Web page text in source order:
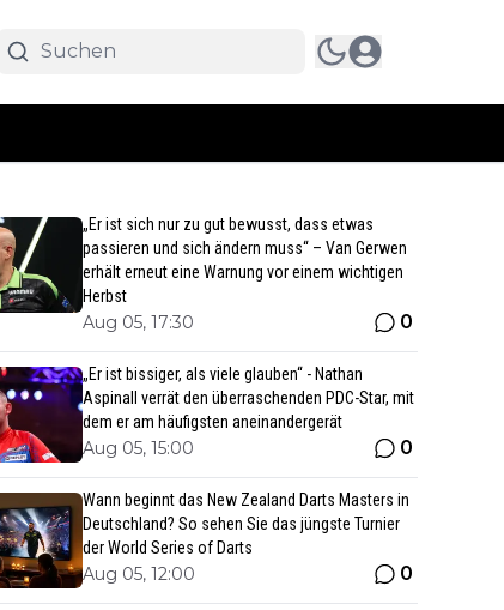
„Er ist sich nur zu gut bewusst, dass etwas
passieren und sich ändern muss“ – Van Gerwen
erhält erneut eine Warnung vor einem wichtigen
Herbst
Aug 05, 17:30 0
„Er ist bissiger, als viele glauben“ - Nathan
Aspinall verrät den überraschenden PDC-Star, mit
dem er am häufigsten aneinandergerät
Aug 05, 15:00 0
Wann beginnt das New Zealand Darts Masters in
Deutschland? So sehen Sie das jüngste Turnier
der World Series of Darts
Aug 05, 12:00 0